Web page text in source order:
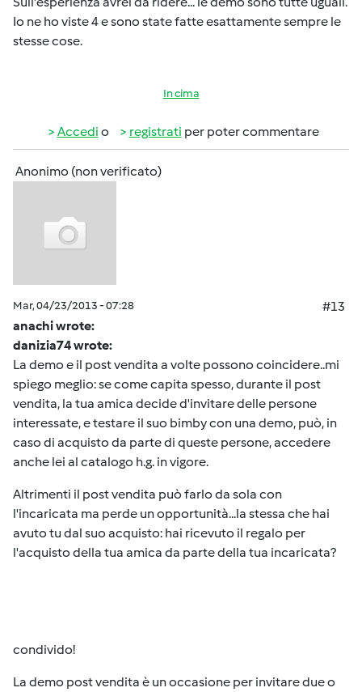
Io ne ho viste 4 e sono state fatte esattamente sempre le
stesse cose.
In cima
Accedi o registrati per poter commentare
Anonimo (non verificato)
Mar, 04/23/2013 - 07:28
#13
anachi wrote:
danizia74 wrote:
La demo e il post vendita a volte possono coincidere..mi
spiego meglio: se come capita spesso, durante il post
vendita, la tua amica decide d'invitare delle persone
interessate, e testare il suo bimby con una demo, può, in
caso di acquisto da parte di queste persone, accedere
anche lei al catalogo h.g. in vigore.
Altrimenti il post vendita può farlo da sola con
l'incaricata ma perde un opportunità...la stessa che hai
avuto tu dal suo acquisto: hai ricevuto il regalo per
l'acquisto della tua amica da parte della tua incaricata?
condivido!
La demo post vendita è un occasione per invitare due o